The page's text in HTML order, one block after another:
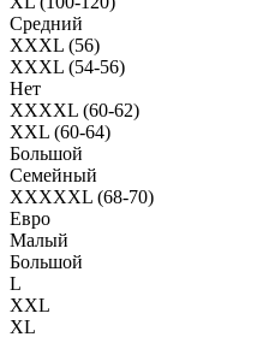
Средний
XXXL (56)
XXXL (54-56)
Нет
XXXXL (60-62)
XXL (60-64)
Большой
Семейный
XXXXXL (68-70)
Евро
Малый
Большой
L
XXL
XL